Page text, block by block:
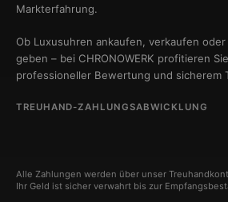
Markterfahrung.
Ob Luxusuhren ankaufen, verkaufen oder
geben – bei CHRONOWERK profitieren
professioneller Bewertung und sicherem
TREUHAND-ZAHLUNGSABWICKLUNG
Alle Zahlungen werden über unser
Ihr Geld ist sicher verwahrt bis zur